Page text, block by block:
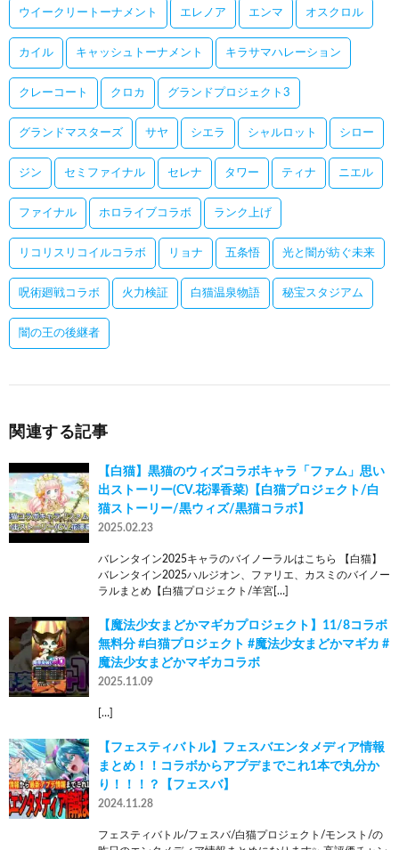
ウイークリートーナメント エレノア エンマ オスクロル
カイル キャッシュトーナメント キラサマハレーション
クレーコート クロカ グランドプロジェクト3
グランドマスターズ サヤ シエラ シャルロット シロー
ジン セミファイナル セレナ タワー ティナ ニエル
ファイナル ホロライブコラボ ランク上げ
リコリスリコイルコラボ リョナ 五条悟 光と闇が紡ぐ未来
呪術廻戦コラボ 火力検証 白猫温泉物語 秘宝スタジアム
闇の王の後継者
関連する記事
【白猫】黒猫のウィズコラボキャラ「ファム」思い
出ストーリー(CV.花澤香菜)【白猫プロジェクト/白
猫ストーリー/黒ウィズ/黒猫コラボ】
2025.02.23
バレンタイン2025キャラのバイノーラルはこちら 【白猫】
バレンタイン2025ハルジオン、ファリエ、カスミのバイノー
ラルまとめ【白猫プロジェクト/羊宮[…]
【魔法少女まどかマギカプロジェクト】11/8コラボ
無料分 #白猫プロジェクト #魔法少女まどかマギカ #
魔法少女まどかマギカコラボ
2025.11.09
[…]
【フェスティバトル】フェスバエンタメディア情報
まとめ！！コラボからアプデまでこれ1本で丸分か
り！！！？【フェスバ】
2024.11.28
フェスティバトル/フェスバ/白猫プロジェクト/モンスト/の